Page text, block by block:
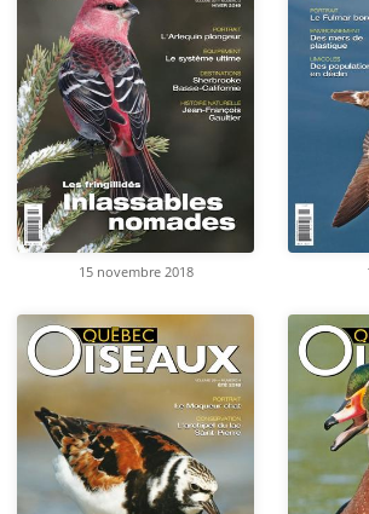
15 novembre 2018